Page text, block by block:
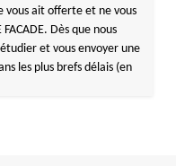
vous ait offerte et ne vous
Dès que nous
et vous envoyer une
les plus brefs délais (en